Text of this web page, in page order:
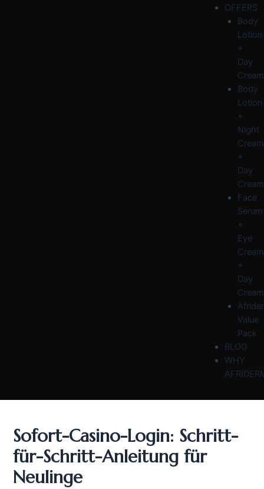
OFFERS
Body
Lotion
+
Day
Cream
Body
Lotion
+
Night
Cream
+
Day
Cream
Face
Serum
+
Eye
Cream
+
Day
Cream
Value
Pack
BLOG
WHY
Sofort-Casino-Login: Schritt-
für-Schritt-Anleitung für
Neulinge